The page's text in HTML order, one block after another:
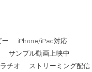
ー
iPhone/iPad対応
サンプル動画上映中
チオ
ストリーミング配信